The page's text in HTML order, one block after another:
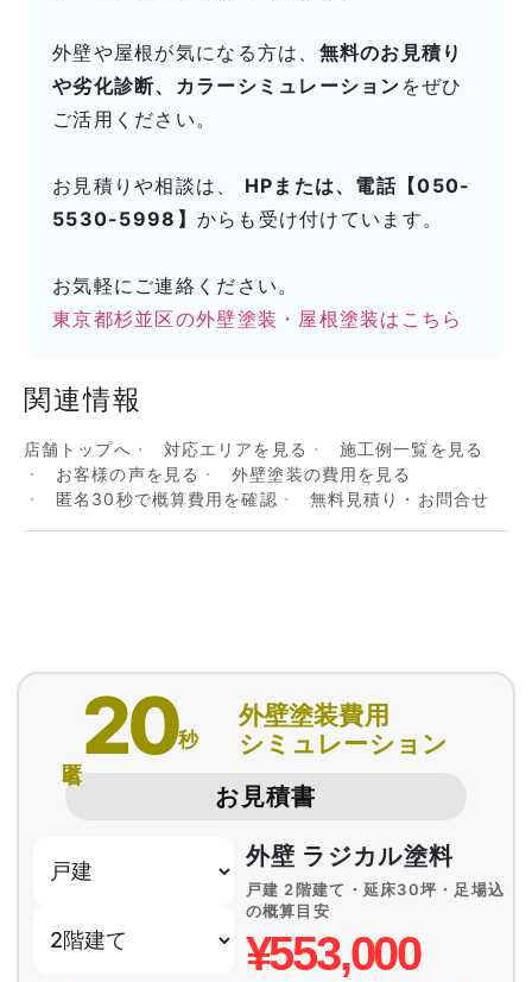
外壁や屋根が気になる方は、 無料のお見積り
や劣化診断、カラーシミュレーション をぜひ
ご活用ください。
お見積りや相談は、 HPまたは、電話【050-
5530-5998】 からも受け付けています。
お気軽にご連絡ください。
東京都杉並区の外壁塗装・屋根塗装はこちら
関連情報
店舗トップへ 対応エリアを見る
施工例一覧を見る
お客様の声を見る
外壁塗装の費用を見る
匿名30秒で概算費用を確認
無料見積り・お問合せ
20秒
外壁塗装費用
シミュレーション
お見積書
外壁 ラジカル塗料
戸建 2階建て・延床30坪・足場込
の概算目安
¥553,000